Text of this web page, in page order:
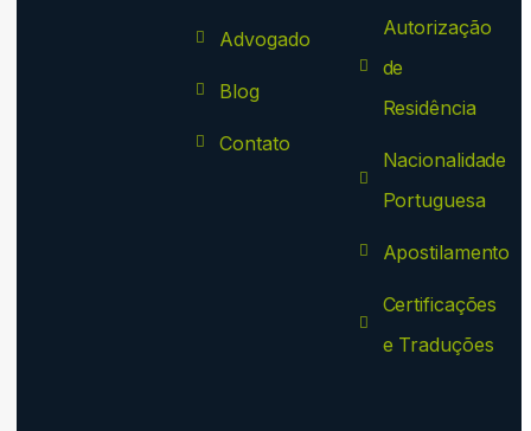
Advogado
Blog
Contato
Autorização
de
Residência
Nacionalidade
Portuguesa
Apostilamento
Certificações
e Traduções